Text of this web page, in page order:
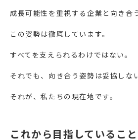
成長可能性を重視する企業と向き合
この姿勢は徹底しています。
すべてを支えられるわけではない。
それでも、向き合う姿勢は妥協しな
それが、私たちの現在地です。
これから目指していること